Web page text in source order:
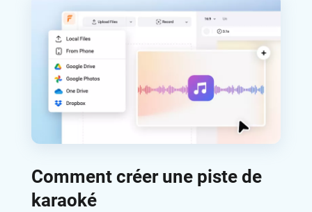
Comment créer une piste de
karaoké